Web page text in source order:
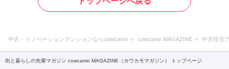
中古・リノベーションマンションならcowcamo cowcamo MAGAZINE 中古住宅
街と暮らしの先輩マガジン cowcamo MAGAZINE（カウカモマガジン） トップページ